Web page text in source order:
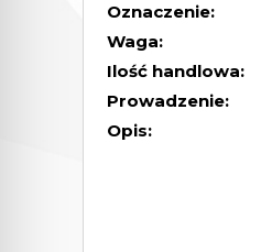
Oznaczenie:
Waga:
Ilość handlowa:
Prowadzenie:
Opis: